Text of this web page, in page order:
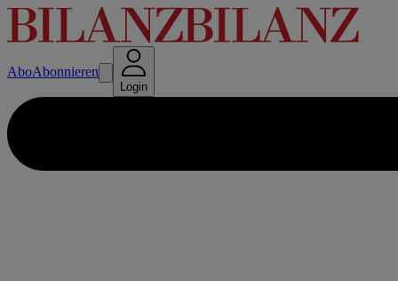
AboAbonnieren
Login